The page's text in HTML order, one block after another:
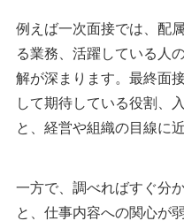
例えば一次面接では、配
る業務、活躍している人
解が深まります。最終面
して期待している役割、
と、経営や組織の目線に
一方で、調べればすぐ分
と、仕事内容への関心が